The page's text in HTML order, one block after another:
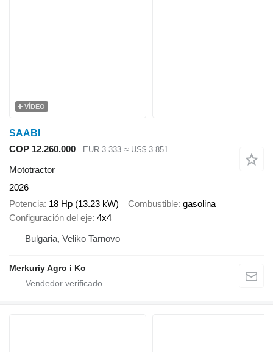
VÍDEO
SAABI
COP 12.260.000
EUR 3.333 ≈ US$ 3.851
Mototractor
2026
Potencia 18 Hp (13.23 kW) Combustible gasolina
Configuración del eje 4x4
Bulgaria, Veliko Tarnovo
Merkuriy Agro i Ko